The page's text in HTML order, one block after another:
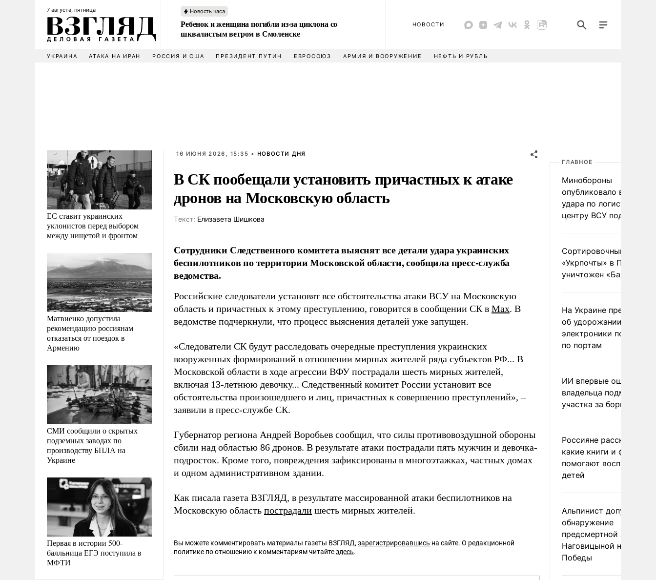
7 августа, пятница Новость часа
Ребенок и женщина погибли из-за циклона со
шквалистым ветром в Смоленске
НОВОСТИ
УКРАИНА АТАКА НА ИРАН РОССИЯ И США ПРЕЗИДЕНТ ПУТИН ЕВРОСОЮЗ АРМИЯ И ВООРУЖЕНИЕ НЕФТЬ И РУБЛЬ
ЕС ставит украинских
уклонистов перед выбором
между нищетой и фронтом
Матвиенко допустила
рекомендацию россиянам
отказаться от поездок в
Армению
СМИ сообщили о скрытых
подземных заводах по
производству БПЛА на
Украине
Первая в истории 500-
балльница ЕГЭ поступила в
МФТИ
16 ИЮНЯ 2026, 15:35 • НОВОСТИ ДНЯ
В СК пообещали установить причастных к атаке
дронов на Московскую область
Tекст: Елизавета Шишкова
Сотрудники Следственного комитета выяснят все детали удара украинских
беспилотников по территории Московской области, сообщила пресс-служба
ведомства.
Российские следователи установят все обстоятельства атаки ВСУ на Московскую
область и причастных к этому преступлению, говорится в сообщении СК в Max. В
ведомстве подчеркнули, что процесс выяснения деталей уже запущен.
«Следователи СК будут расследовать очередные преступления украинских
вооруженных формирований в отношении мирных жителей ряда субъектов РФ... В
Московской области в ходе агрессии ВФУ пострадали шесть мирных жителей,
включая 13-летнюю девочку... Следственный комитет России установит все
обстоятельства произошедшего и лиц, причастных к совершению преступлений», –
заявили в пресс-службе СК.
Губернатор региона Андрей Воробьев сообщил, что силы противовоздушной обороны
сбили над областью 86 дронов. В результате атаки пострадали пять мужчин и девочка-
подросток. Кроме того, повреждения зафиксированы в многоэтажках, частных домах
и одном административном здании.
Как писала газета ВЗГЛЯД, в результате массированной атаки беспилотников на
Московскую область пострадали шесть мирных жителей.
Вы можете комментировать материалы газеты ВЗГЛЯД, зарегистрировавшись на сайте. О редакционной
политике по отношению к комментариям читайтездесь.
ГЛАВНОЕ
Минобороны
опубликовало видео
удара по
центру ВСУ под Киевом
Сортировочный пункт
«Укрпочты» в
уничтожен
На Украине
об удорожании
электроники после
по портам
ИИ впервые
владельца
участка за борщевик
Россияне рассказали,
какие книги и фильмы
помогают воспитывать
детей
Альпинист допустил
обнаружение
предсмертной записки
Наговицыной на пике
Победы